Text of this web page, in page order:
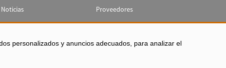
personalizados y anuncios adecuados, para analizar el
Noticias
Reportajes
Boletín Acuicultura
Proveedores
Guía del Sector
Legislación